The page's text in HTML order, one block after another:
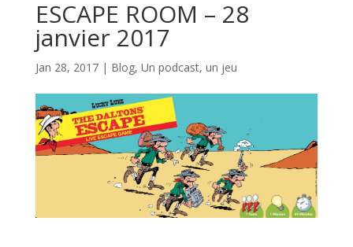
ESCAPE ROOM – 28
janvier 2017
Jan 28, 2017| Blog, Un podcast, un jeu